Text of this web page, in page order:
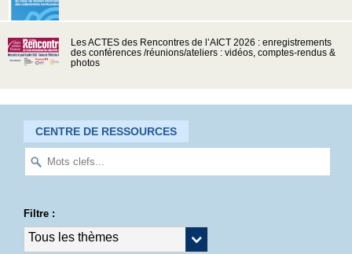
Les ACTES des Rencontres de l’AICT 2026 : enregistrements
des conférences /réunions/ateliers : vidéos, comptes-rendus &
photos
CENTRE DE RESSOURCES
Filtre :